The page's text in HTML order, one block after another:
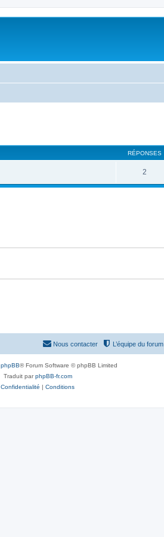
RÉPONSES
2
L’équipe du forum
Nous contacter
phpBB® Forum Software © phpBB Limited
Traduit parphpBB-fr.com
Confidentialité | Conditions